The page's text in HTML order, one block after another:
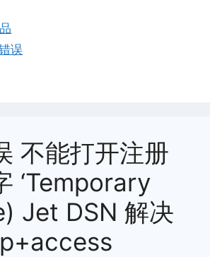
误
不能打开注册
‘Temporary
Jet DSN 解决